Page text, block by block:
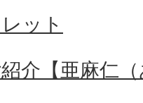
ット
介【亜麻仁